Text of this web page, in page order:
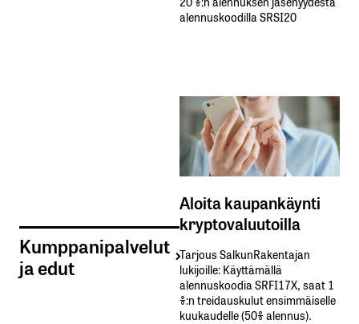
Kumppanipalvelut
ja edut
alennuskoodilla SRSI20
Aloita kaupankäynti
kryptovaluutoilla
Tarjous SalkunRakentajan
lukijoille: Käyttämällä​ ​
alennuskoodia​ ​SRFI17X,​ ​saat​ ​1
%:n treidauskulut​ ​ensimmäiselle​ ​
kuukaudelle​ ​(50%​ ​alennus).